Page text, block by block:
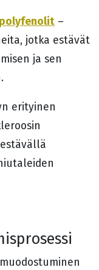
polyfenolit –
jotka estävät
ja sen
erityinen